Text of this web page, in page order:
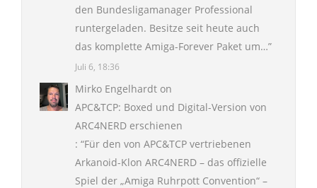
den Bundesligamanager Professional
runtergeladen. Besitze seit heute auch
das komplette Amiga-Forever Paket um…”
Juli 6, 18:36
Mirko Engelhardt on
APC&TCP: Boxed und Digital-Version von
ARC4NERD erschienen
: “Für den von APC&TCP vertriebenen
Arkanoid-Klon ARC4NERD – das offizielle
Spiel der „Amiga Ruhrpott Convention“ –